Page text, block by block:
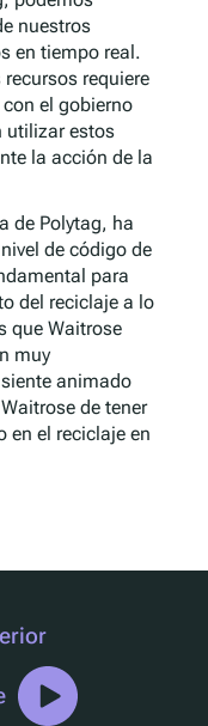
nuestros
en tiempo real.
requiere
el gobierno
utilizar estos
la acción de la
de Polytag, ha
de código de
para
del reciclaje a lo
que Waitrose
muy
animado
de tener
en el reciclaje en